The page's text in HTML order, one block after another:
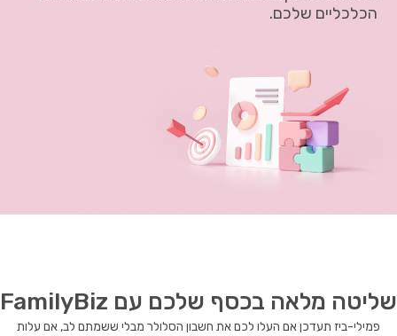
הכלכליים שלכם.
שליטה מלאה בכסף שלכם עם FamilyBiz
פמילי-ביז תעדכן אם העלו לכם את חשבון הסלולר מבלי ששמתם לב, אם עלות